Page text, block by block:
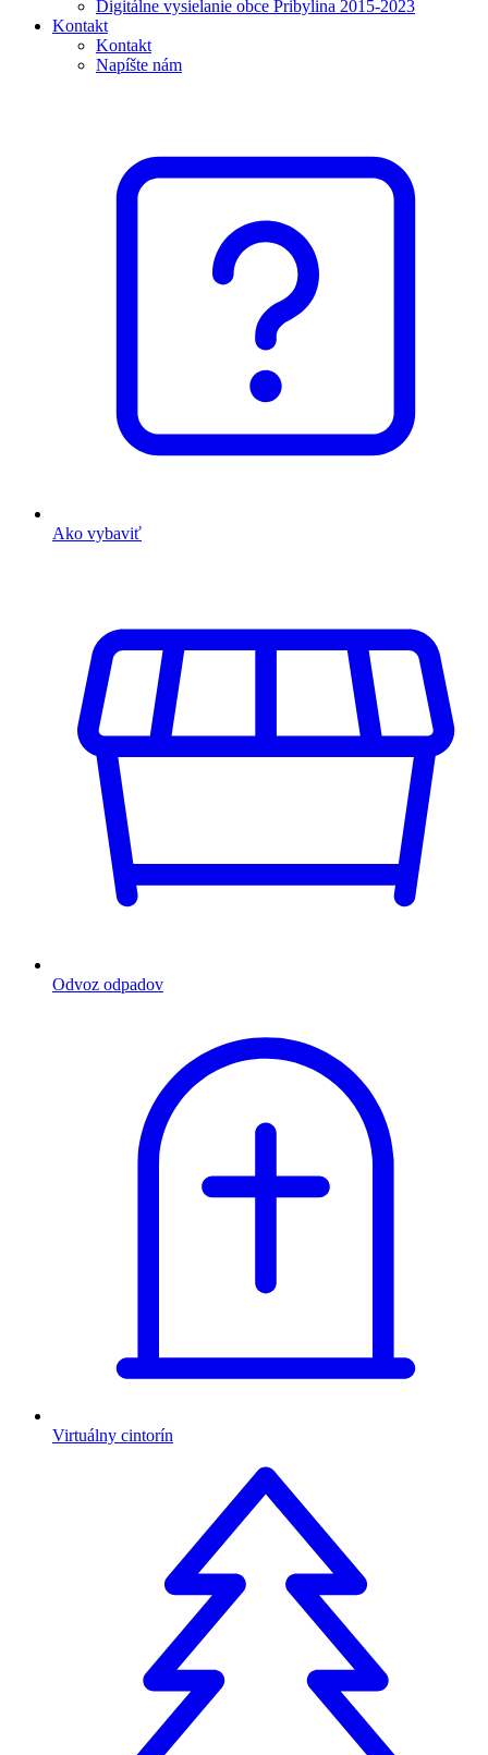
Digitálne vysielanie obce Pribylina 2015-2023
Kontakt
Kontakt
Napíšte nám
Ako vybaviť
Odvoz odpadov
Virtuálny cintorín